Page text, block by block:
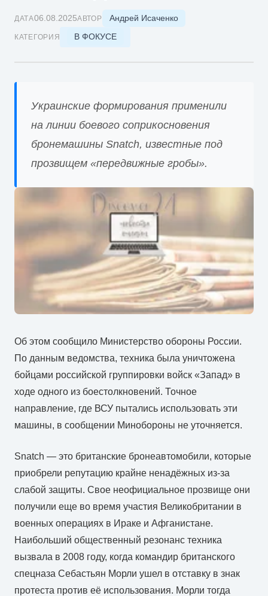
ДАТА06.08.2025АВТОР Андрей Исаченко
КАТЕГОРИЯ В ФОКУСЕ
Украинские формирования применили
на линии боевого соприкосновения
бронемашины Snatch, известные под
прозвищем «передвижные гробы».
Об этом сообщило Министерство обороны России.
По данным ведомства, техника была уничтожена
бойцами российской группировки войск «Запад» в
ходе одного из боестолкновений. Точное
направление, где ВСУ пытались использовать эти
машины, в сообщении Минобороны не уточняется.
Snatch — это британские бронеавтомобили, которые
приобрели репутацию крайне ненадёжных из-за
слабой защиты. Свое неофициальное прозвище они
получили еще во время участия Великобритании в
военных операциях в Ираке и Афганистане.
Наибольший общественный резонанс техника
вызвала в 2008 году, когда командир британского
спецназа Себастьян Морли ушел в отставку в знак
протеста против её использования. Морли тогда